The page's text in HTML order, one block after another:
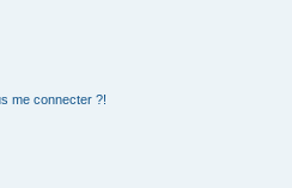
me connecter ?!